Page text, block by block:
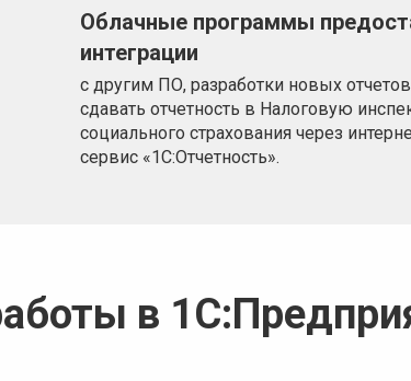
Облачные программы
интеграции
с другим ПО, разработки новых
сдавать отчетность в Налоговую
социального страхования через
сервис «1С:Отчетность».
в